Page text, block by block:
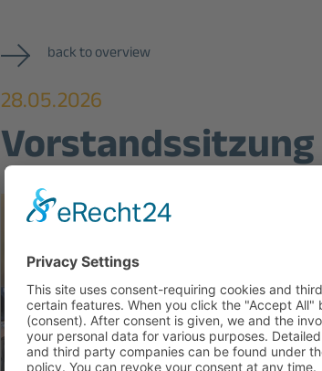
back to overview
28.05.2026